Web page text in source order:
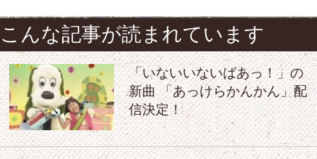
こんな記事が読まれています
「いないいないばあっ！」の
新曲 「あっけらかんかん」配
信決定！